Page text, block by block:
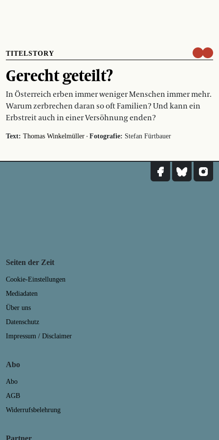
TITELSTORY
Gerecht geteilt?
In Österreich erben immer weniger Menschen immer mehr.
Warum zerbrechen daran so oft Familien? Und kann ein
Erbstreit auch in einer Versöhnung enden?
Text: Thomas Winkelmüller · Fotografie: Stefan Fürtbauer
Seiten der Zeit
Cookie-Einstellungen
Mediadaten
Über uns
Datenschutz
Impressum / Disclaimer
Abo
Abo
AGB
Widerrufsbelehrung